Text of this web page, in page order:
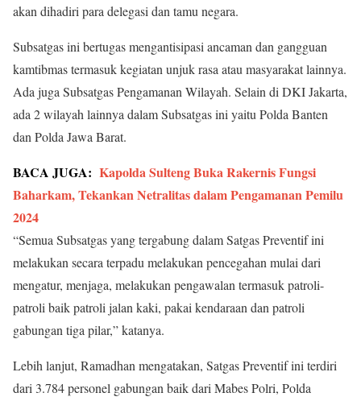
akan dihadiri para delegasi dan tamu negara.
Subsatgas ini bertugas mengantisipasi ancaman dan gangguan
kamtibmas termasuk kegiatan unjuk rasa atau masyarakat lainnya.
Ada juga Subsatgas Pengamanan Wilayah. Selain di DKI Jakarta,
ada 2 wilayah lainnya dalam Subsatgas ini yaitu Polda Banten
dan Polda Jawa Barat.
BACA JUGA: Kapolda Sulteng Buka Rakernis Fungsi
Baharkam, Tekankan Netralitas dalam Pengamanan Pemilu
2024
“Semua Subsatgas yang tergabung dalam Satgas Preventif ini
melakukan secara terpadu melakukan pencegahan mulai dari
mengatur, menjaga, melakukan pengawalan termasuk patroli-
patroli baik patroli jalan kaki, pakai kendaraan dan patroli
gabungan tiga pilar,” katanya.
Lebih lanjut, Ramadhan mengatakan, Satgas Preventif ini terdiri
dari 3.784 personel gabungan baik dari Mabes Polri, Polda